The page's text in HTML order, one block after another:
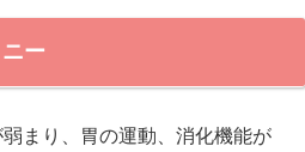
ー
まり、胃の運動、消化機能が